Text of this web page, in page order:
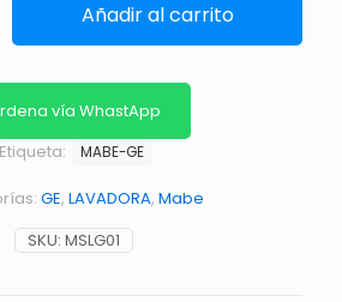
Añadir al carrito
vía WhastApp
SKU: MSLG01
GE, LAVADORA, Mabe
Etiqueta: MABE-GE